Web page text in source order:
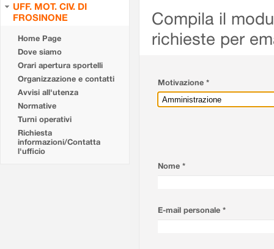
UFF. MOT. CIV. DI
FROSINONE
Home Page
Dove siamo
Orari apertura sportelli
Organizzazione e contatti
Avvisi all'utenza
Normative
Turni operativi
Richiesta
informazioni/Contatta
l'ufficio
Compila il
richieste per
Motivazione *
Nome *
E-mail personale *